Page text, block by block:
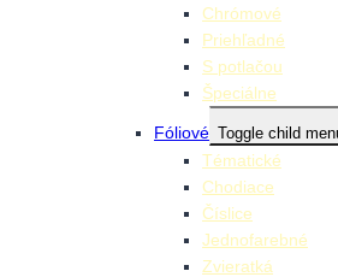
Chrómové
Priehľadné
S potlačou
Špeciálne
Fóliové Toggle child
Tématické
Chodiace
Číslice
Jednofarebné
Zvieratká